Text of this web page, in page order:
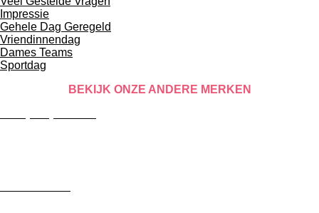
Impressie
Gehele Dag Geregeld
Vriendinnendag
Dames Teams
Sportdag
BEKIJK ONZE ANDERE MERKEN